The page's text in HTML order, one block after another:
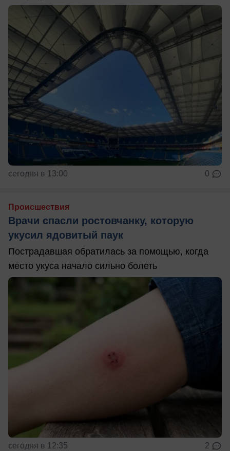
сегодня в 13:00 0
Происшествия
Врачи спасли ростовчанку, которую
укусил ядовитый паук
Пострадавшая обратилась за помощью, когда
место укуса начало сильно болеть
сегодня в 12:35 2